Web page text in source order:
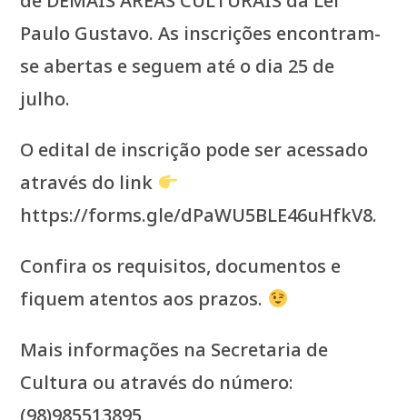
Paulo Gustavo. As inscrições encontram-
se abertas e seguem até o dia 25 de
julho.
O edital de inscrição pode ser acessado
através do link
https://forms.gle/dPaWU5BLE46uHfkV8.
Confira os requisitos, documentos e
fiquem atentos aos prazos.
Mais informações na Secretaria de
Cultura ou através do número:
(98)985513895